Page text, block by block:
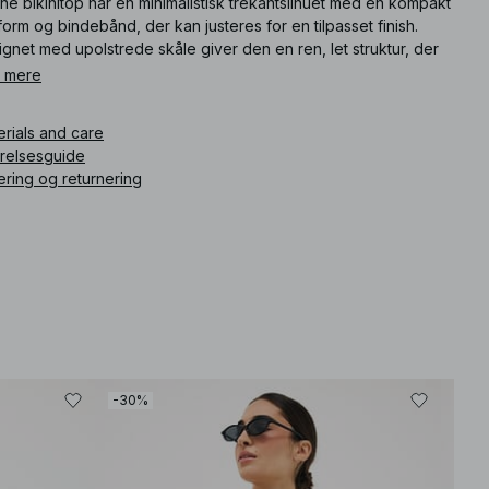
og bindebånd, der kan justeres for en tilpasset finish.
med upolstrede skåle giver den en ren, let struktur, der
udtrykket strømlinet. De smalle bindebånd ved hals og ryg
and care
og returnering
-30%